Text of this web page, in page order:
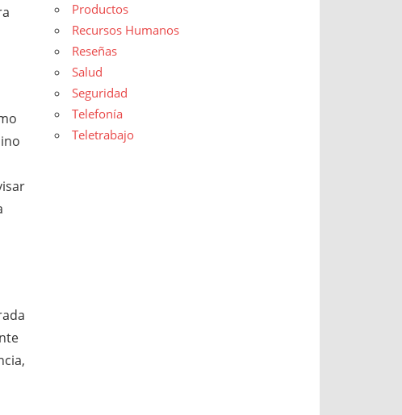
Productos
Recursos Humanos
Reseñas
Salud
Seguridad
Telefonía
Teletrabajo